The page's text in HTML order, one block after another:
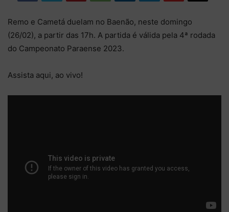
Remo e Cametá duelam no Baenão, neste domingo
(26/02), a partir das 17h. A partida é válida pela 4ª rodada
do Campeonato Paraense 2023.
Assista aqui, ao vivo!